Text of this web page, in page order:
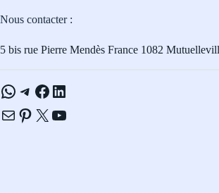
Nous contacter :
5 bis rue Pierre Mendès France 1082
WhatsApp
Telegram
Facebook
LinkedIn
E-mailPinterest
X YouTube